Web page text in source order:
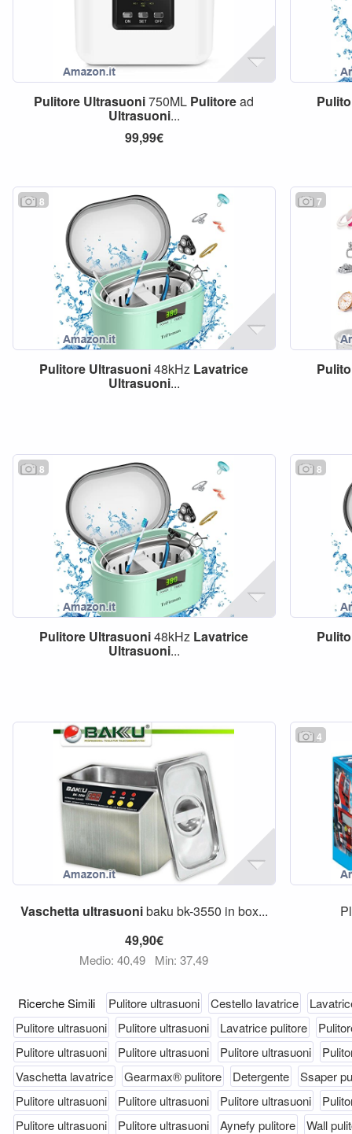
Pulitore Ultrasuoni750ML Pulitoread
Ultrasuoni...
99,99€
8
Pulitore Ultrasuoni48kHz Lavatrice
Ultrasuoni...
7
8
Pulitore Ultrasuoni48kHz Lavatrice
Ultrasuoni...
8
Vaschetta ultrasuonibaku bk-3550 in box...
49,90€
Medio: 40,49 Min: 37,49
4
Ricerche Simili Pulitore ultrasuoni Cestello lavatrice
Pulitore ultrasuoni
Pulitore ultrasuoni Lavatrice pulitore
Pulitore ultrasuoni
Pulitore ultrasuoni Pulitore ultrasuoni
Vaschetta lavatrice
Gearmax® pulitore Detergente
Ssaper
Pulitore ultrasuoni
Pulitore ultrasuoni Pulitore ultrasuoni
Pulitore ultrasuoni
Pulitore ultrasuoni Aynefy pulitore
Wall